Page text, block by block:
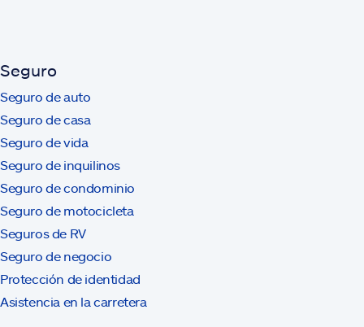
Seguro
Seguro de auto
Seguro de casa
Seguro de vida
Seguro de inquilinos
Seguro de condominio
Seguro de motocicleta
Seguros de RV
Seguro de negocio
Protección de identidad
Asistencia en la carretera